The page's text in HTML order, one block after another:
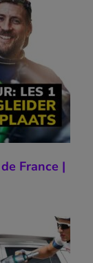
France |